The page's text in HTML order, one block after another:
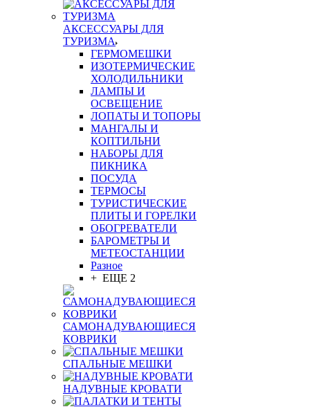
АКСЕССУАРЫ ДЛЯ
ТУРИЗМА
ГЕРМОМЕШКИ
ИЗОТЕРМИЧЕСКИЕ
ХОЛОДИЛЬНИКИ
ЛАМПЫ И
ОСВЕЩЕНИЕ
ЛОПАТЫ И ТОПОРЫ
МАНГАЛЫ И
КОПТИЛЬНИ
НАБОРЫ ДЛЯ
ПИКНИКА
ПОСУДА
ТЕРМОСЫ
ТУРИСТИЧЕСКИЕ
ПЛИТЫ И ГОРЕЛКИ
ОБОГРЕВАТЕЛИ
БАРОМЕТРЫ И
МЕТЕОСТАНЦИИ
Разное
+ ЕЩЕ 2
САМОНАДУВАЮЩИЕСЯ
КОВРИКИ
СПАЛЬНЫЕ МЕШКИ
НАДУВНЫЕ КРОВАТИ